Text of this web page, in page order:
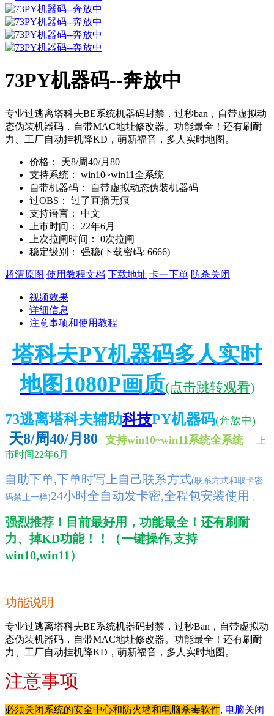
73PY机器码--奔放中
专业过逃离塔科夫BE系统机器码封禁，过秒ban，自带虚拟动
态伪装机器码，自带MAC地址修改器。功能最全！还有刷耐
力、工厂自动挂机降KD，萌新福音，多人实时地图。
价格：
天8/周40/月80
支持系统：
win10~win11全系统
自带机器码：
自带虚拟动态伪装机器码
过OBS：
过了直播无痕
支持语言：
中文
上市时间：
22年6月
上次拉闸时间：
0次拉闸
稳定级别：
强稳(下载密码: 6666)
超清原图 使用教程文档 下载地址 卡一下单 防杀关闭
视频效果
详细信息
注意事项和使用教程
塔科夫PY机器码多人实时
地图1080P画质(点击跳转观看)
73逃离塔科夫辅助科技PY机器码(奔放中)
天8/周40/月80 支持win10~win11系统全系统
上
市时间22年6月
自助下单,下单时写上自己联系方式(联系方式和取卡密
码禁止一样)24小时全自动发卡密,全程包安装使用。
强烈推荐！目前最好用，功能最全！还有刷耐
力、掉KD功能！！（一键操作,支持
win10,win11）
功能说明
专业过逃离塔科夫BE系统机器码封禁，过秒Ban，自带虚拟动
态伪装机器码，自带MAC地址修改器。功能最全！还有刷耐
力、工厂自动挂机降KD，萌新福音，多人实时地图。
注意事项
必须关闭系统的安全中心和防火墙和电脑杀毒软件, 电脑关闭